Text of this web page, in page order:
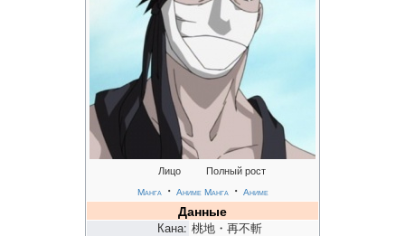
Лицо
Манга ・ Аниме
Полный рост
Манга ・ Аниме
Данные
Кана: 桃地・再不斬